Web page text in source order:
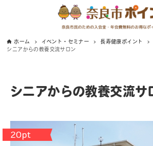
ホーム イベント・セミナー
長寿健康ポイント
シニアからの教養交流サロン
シニアからの教養交流サ
20pt